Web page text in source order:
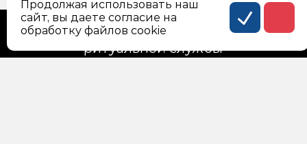
Официальный сайт городской
ритуальной службы
Продолжая использовать наш
сайт, вы даете согласие на
обработку файлов cookie